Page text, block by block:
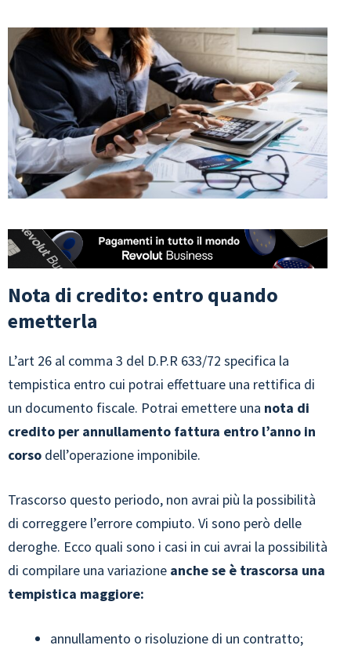
Nota di credito: entro quando
emetterla
L’art 26 al comma 3 del D.P.R 633/72 specifica la
tempistica entro cui potrai effettuare una rettifica di
un documento fiscale. Potrai emettere una nota di
credito per annullamento fattura entro l’anno in
corso dell’operazione imponibile.
Trascorso questo periodo, non avrai più la possibilità
di correggere l’errore compiuto. Vi sono però delle
deroghe. Ecco quali sono i casi in cui avrai la possibilità
di compilare una variazione anche se è trascorsa una
tempistica maggiore:
annullamento o risoluzione di un contratto;